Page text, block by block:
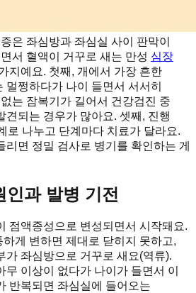
은 좌심방과 좌심실 사이 판막이
서 혈액이 거꾸로 새는 만성 심장
지예요. 첫째, 개에서 가장 흔한
멀쩡하다가 나이 들면서 서서히
는 잠복기가 길어서 건강검진 중
견되는 경우가 많아요. 셋째, 진행
로 나누고 단계마다 치료가 달라요.
리면 정밀 검사로 병기를 확인하는 게
인과 발병 기전
점액종성으로 변성되면서 시작돼요.
게 변하면 제대로 닫히지 못하고,
가 좌심방으로 거꾸로 새요(역류).
이상이 없다가 나이가 들면서 이
반복되면 좌심실에 들어오는